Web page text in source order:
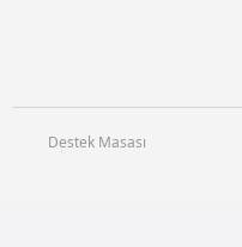
Destek Masası